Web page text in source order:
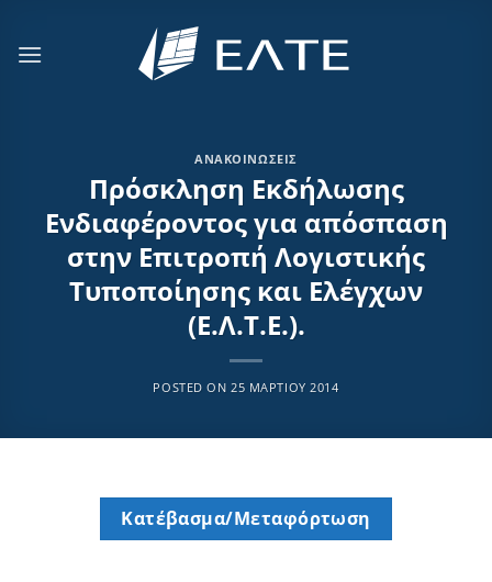
περιεχόμενο
ΑΝΑΚΟΙΝΏΣΕΙΣ
Πρόσκληση Εκδήλωσης
Ενδιαφέροντος για απόσπαση
στην Επιτροπή Λογιστικής
Τυποποίησης και Ελέγχων
(Ε.Λ.Τ.Ε.).
POSTED ON 25 ΜΑΡΤΊΟΥ 2014
Κατέβασμα/Μεταφόρτωση